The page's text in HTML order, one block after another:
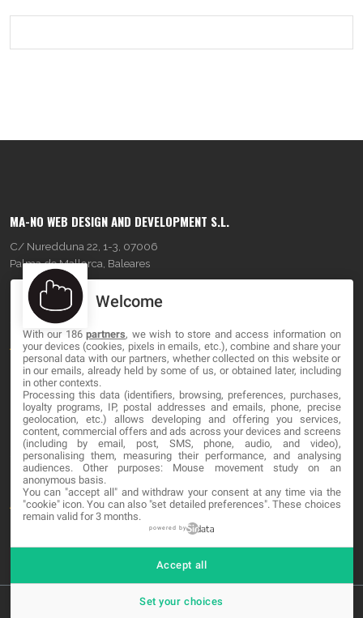
MA-NO WEB DESIGN AND DEVELOPMENT S.L.
C/ Nuredduna 22, 1-3, 07006
Palma de Mallorca, Baleares
OUR COMPANY
About
Blog
Contact
LEGAL
Cookies
Avviso Legale
© 2026 MA-NO Web Design & Development. All rights reserved.
Welcome
With our 186partners, we wish to store and access information on
your devices (cookies, pixels in emails, etc.), combine and share your
personal data with our partners, whether collected on this website or
in our emails, already held by some of us, or obtained later, including
in other contexts.
Processing this data (identifiers, browsing, preferences, purchases,
loyalty programs, IP, postal addresses and emails, phone, precise
geolocation, etc.) allows developing and offering you services,
content, commercial offers and ads across your devices and screens
(including by email, post, SMS, phone, audio, and video),
personalising them, measuring their performance, and analysing
audiences. Other purposes: Mouse movement study on an
anonymous basis.
You can "accept all" and withdraw your consent at any time via the
"cookie" icon. You can also "set detailed preferences". These choices
remain valid for 3 months.
powered by
Set your choices
Accept all